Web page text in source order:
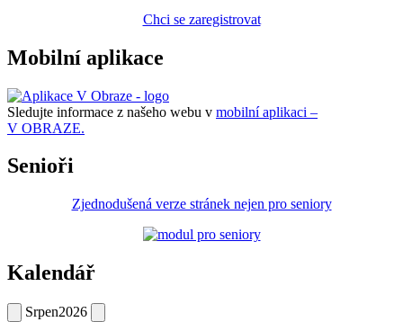
Chci se zaregistrovat
Mobilní aplikace
Sledujte informace z našeho webu v mobilní aplikaci –
V OBRAZE.
Senioři
Zjednodušená verze stránek nejen pro seniory
Kalendář
Srpen2026